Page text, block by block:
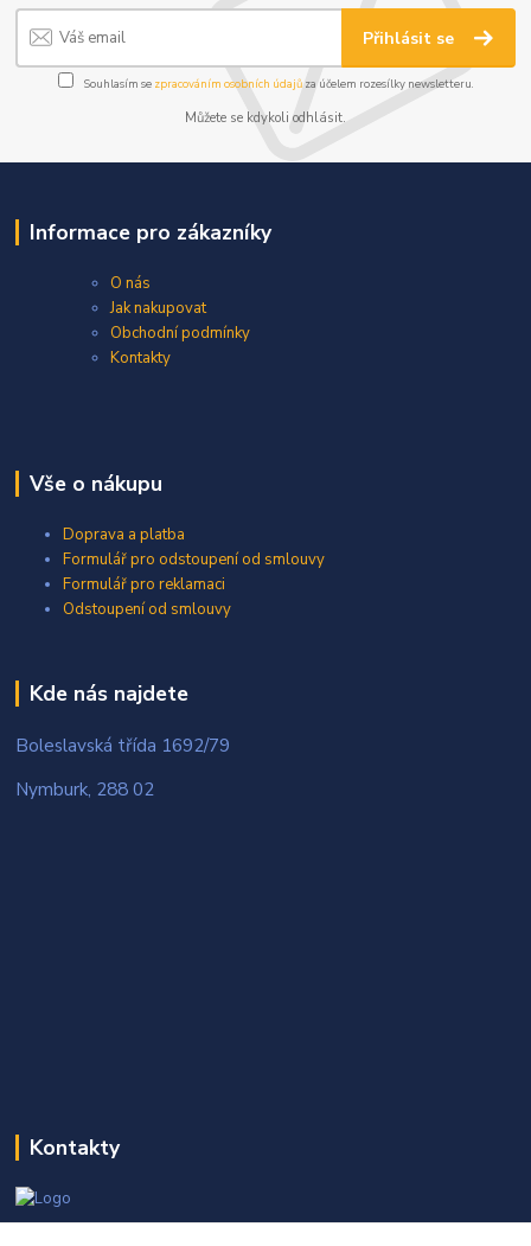
Přihlásit se
Souhlasím se zpracováním osobních údajůza účelem rozesílky newsletteru.
Můžete se kdykoli odhlásit.
Informace pro zákazníky
O nás
Jak nakupovat
Obchodní podmínky
Kontakty
Vše o nákupu
Doprava a platba
Formulář pro odstoupení od smlouvy
Formulář pro reklamaci
Odstoupení od smlouvy
Kde nás najdete
Boleslavská třída 1692/79
Nymburk, 288 02
Kontakty